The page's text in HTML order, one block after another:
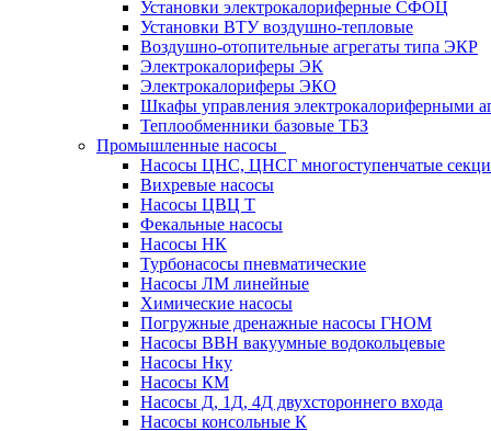
Установки электрокалориферные СФОЦ
Установки ВТУ воздушно-тепловые
Воздушно-отопительные агрегаты типа ЭКР
Электрокалориферы ЭК
Электрокалориферы ЭКО
Шкафы управления электрокалориферными
Теплообменники базовые ТБЗ
Промышленные насосы
Насосы ЦНС, ЦНСГ многоступенчатые
Вихревые насосы
Насосы ЦВЦ Т
Фекальные насосы
Насосы НК
Турбонасосы пневматические
Насосы ЛМ линейные
Химические насосы
Погружные дренажные насосы ГНОМ
Насосы ВВН вакуумные водокольцевые
Насосы Нку
Насосы КМ
Насосы Д, 1Д, 4Д двухстороннего входа
Насосы консольные К